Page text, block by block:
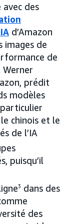
des
d’Amazon
images de
de
Werner
prédit
modèles
chinois et le
de l’IA
puisqu’il
3 dans des
des